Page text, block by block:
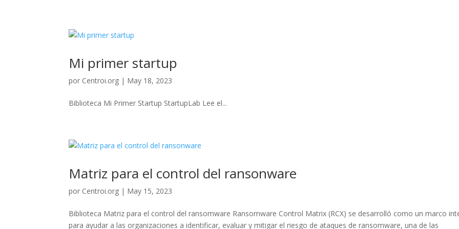
Mi primer startup
por Centroi.org | May 18, 2023
Biblioteca Mi Primer Startup StartupLab Lee el...
Matriz para el control del ransonware
por Centroi.org | May 15, 2023
Biblioteca Matriz para el control del ransomware Ransomware Control Matrix (RCX) se desarrolló como un marco
para ayudar a las organizaciones a identificar, evaluar y mitigar el riesgo de ataques de ransomware, una de las